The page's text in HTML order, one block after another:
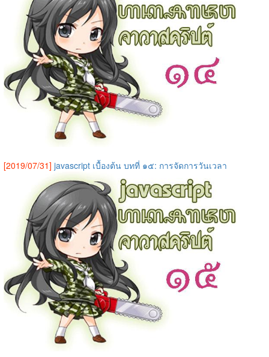
[2019/07/31] javascript เบื้องต้น บทที่ ๑๕: การจัดการวันเวลา